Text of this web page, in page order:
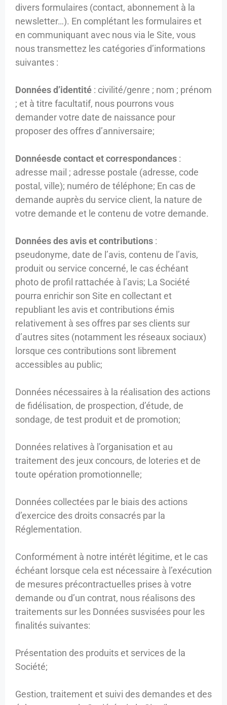
divers formulaires (contact, abonnement à la
newsletter…). En complétant les formulaires et
en communiquant avec nous via le Site, vous
nous transmettez les catégories d’informations
suivantes :
Données d’identité : civilité/genre ; nom ; prénom
; et à titre facultatif, nous pourrons vous
demander votre date de naissance pour
proposer des offres d’anniversaire;
Donnéesde contact et correspondances :
adresse mail ; adresse postale (adresse, code
postal, ville); numéro de téléphone; En cas de
demande auprès du service client, la nature de
votre demande et le contenu de votre demande.
Données des avis et contributions :
pseudonyme, date de l’avis, contenu de l’avis,
produit ou service concerné, le cas échéant
photo de profil rattachée à l’avis; La Société
pourra enrichir son Site en collectant et
republiant les avis et contributions émis
relativement à ses offres par ses clients sur
d’autres sites (notamment les réseaux sociaux)
lorsque ces contributions sont librement
accessibles au public;
Données nécessaires à la réalisation des actions
de fidélisation, de prospection, d’étude, de
sondage, de test produit et de promotion;
Données relatives à l’organisation et au
traitement des jeux concours, de loteries et de
toute opération promotionnelle;
Données collectées par le biais des actions
d’exercice des droits consacrés par la
Réglementation.
Conformément à notre intérêt légitime, et le cas
échéant lorsque cela est nécessaire à l’exécution
de mesures précontractuelles prises à votre
demande ou d’un contrat, nous réalisons des
traitements sur les Données susvisées pour les
finalités suivantes:
Présentation des produits et services de la
Société;
Gestion, traitement et suivi des demandes et des